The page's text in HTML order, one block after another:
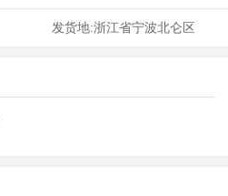
发货地:浙江省宁波北仑区